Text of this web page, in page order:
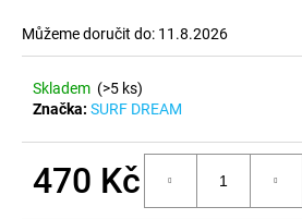
Můžeme doručit do: 11.8.2026
Skladem (>5 ks)
Značka: SURF DREAM
470 Kč
r
u
u
e
m